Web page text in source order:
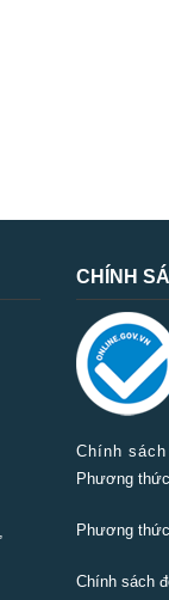
CHÍNH
Chính
Phương
Phương
Chính sách